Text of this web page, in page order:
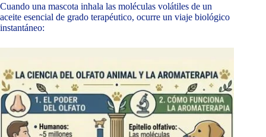
Cuando una mascota inhala las moléculas volátiles de un
aceite esencial de grado terapéutico, ocurre un viaje biológico
instantáneo: